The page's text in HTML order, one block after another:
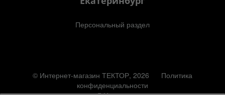
Персональный раздел
© Интернет-магазин ТЕКТОР, 2026
Политика
конфиденциальности